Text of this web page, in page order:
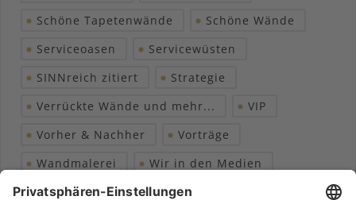
Schöne Tapetenwände
Schöne Wände
Serviceoasen
Servicewüsten
SINNreich zitiert
Strategie
Verrückte Wände und mehr...
VIP
Vorher & Nachher
Vorträge
Wandmalerei
Wir in den Medien
Wohngesundheit